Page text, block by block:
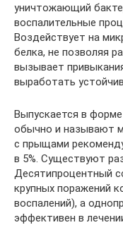
уничтожающий
воспалительные
Воздействует на
белка, не позволяя
вызывает
выработать
Выпускается в
обычно и называют
с прыщами
в 5%. Существуют
Десятипроцентный
крупных поражений
воспалений), а
эффективен в